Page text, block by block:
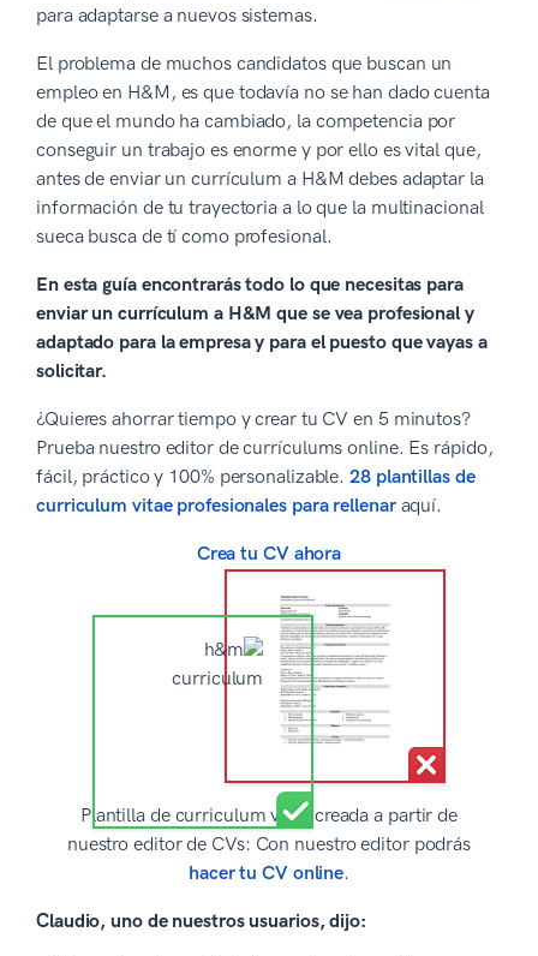
para adaptarse a nuevos sistemas.
El problema de muchos candidatos que buscan un
empleo en H&M, es que todavía no se han dado cuenta
de que el mundo ha cambiado, la competencia por
conseguir un trabajo es enorme y por ello es vital que,
antes de enviar un currículum a H&M debes adaptar la
información de tu trayectoria a lo que la multinacional
sueca busca de tí como profesional.
En esta guía encontrarás todo lo que necesitas para
enviar un currículum a H&M que se vea profesional y
adaptado para la empresa y para el puesto que vayas a
solicitar.
¿Quieres ahorrar tiempo y crear tu CV en 5 minutos?
Prueba nuestro editor de currículums online. Es rápido,
fácil, práctico y 100% personalizable.28 plantillas de
curriculum vitae profesionales para rellenaraquí.
Crea tu CV ahora
Plantilla de curriculum vitae creada a partir de
nuestro editor de CVs: Con nuestro editor podrás
hacer tu CV online.
Claudio, uno de nuestros usuarios, dijo: